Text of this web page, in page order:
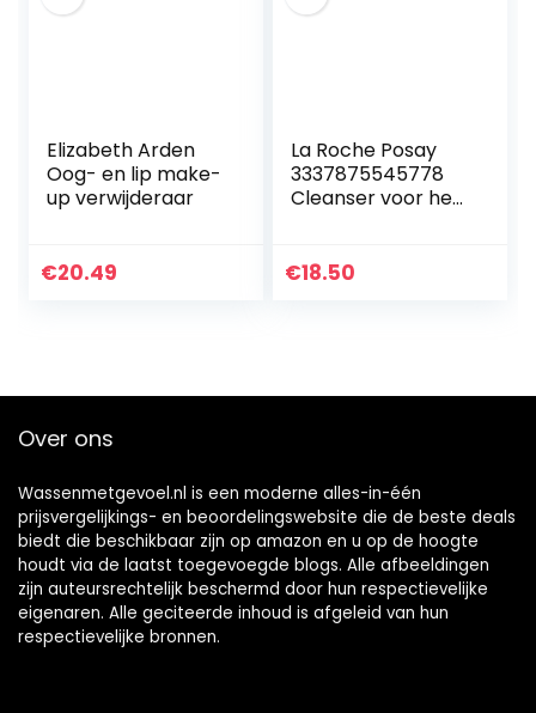
Elizabeth Arden
Oog- en lip make-
up verwijderaar
€20.49
La Roche Posay
3337875545778
Cleanser voor het
€18.50
Over ons
Wassenmetgevoel.nl is een moderne alles-in-één
prijsvergelijkings- en beoordelingswebsite die de beste deals
biedt die beschikbaar zijn op amazon en u op de hoogte
houdt via de laatst toegevoegde blogs. Alle afbeeldingen
zijn auteursrechtelijk beschermd door hun respectievelijke
eigenaren. Alle geciteerde inhoud is afgeleid van hun
respectievelijke bronnen.